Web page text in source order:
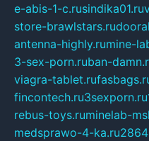
e-abis-1-c.rusindika01.ru
store-brawlstars.ru
antenna-highly.rumine-
3-sex-porn.ruban-
viagra-tablet.ru
fincontech.ru3sexporn.ru
rebus-toys.ruminelab-
medsprawo-4-ka.ru